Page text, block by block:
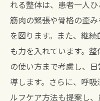
れる整体は、患者一人ひ
筋肉の緊張や骨格の歪
を図ります。また、継
も力を入れています。
の使い方まで考慮し、
導します。さらに、呼
ルフケア方法も提案し